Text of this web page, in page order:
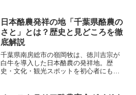
日本酪農発祥の地「千葉県酪農の
さと」とは？歴史と見どころを徹
底解説
千葉県南房総市の嶺岡牧は、徳川吉宗が
白牛を導入した日本酪農の発祥地。歴
史・文化・観光スポットを初心者にもわ